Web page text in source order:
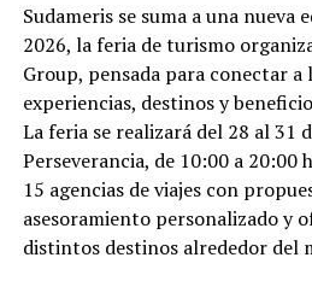
Sudameris se suma a una nueva
2026, la feria de turismo
Group, pensada para conectar a
experiencias, destinos y
La feria se realizará del 28 al 31
Perseverancia, de 10:00 a 20:00
15 agencias de viajes con
asesoramiento personalizado y
distintos destinos alrededor del